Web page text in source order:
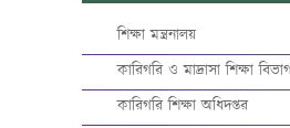
শিক্ষা মন্ত্রনালয়
কারিগরি ও মাদ্রাসা শিক্ষা
কারিগরি শিক্ষা অধিদপ্তর